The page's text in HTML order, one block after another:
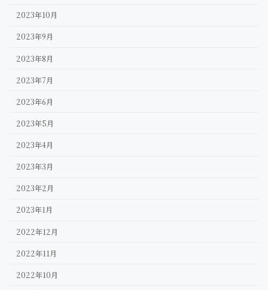
2023年10月
2023年9月
2023年8月
2023年7月
2023年6月
2023年5月
2023年4月
2023年3月
2023年2月
2023年1月
2022年12月
2022年11月
2022年10月